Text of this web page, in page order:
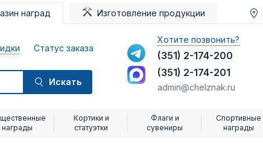
наград Изготовление продукции
Статус заказа
Искать
Хотите позвонить?
(351) 2-174-200
(351) 2-174-201
admin@chelznak.ru
награды
Кортики и
статуэтки
Флаги и
сувениры
Спортивные
награды